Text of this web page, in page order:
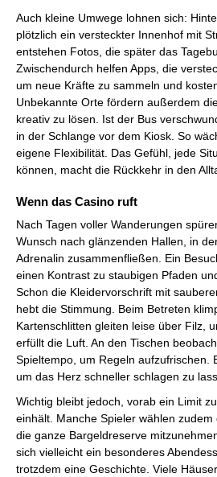
Auch kleine Umwege lohnen sich:
plötzlich ein versteckter Innenhof mit
entstehen Fotos, die später das
Zwischendurch helfen Apps, die
um neue Kräfte zu sammeln und
Unbekannte Orte fördern außerdem
kreativ zu lösen. Ist der Bus
in der Schlange vor dem Kiosk. So
eigene Flexibilität. Das Gefühl, jede
können, macht die Rückkehr in den
Wenn das Casino ruft
Nach Tagen voller Wanderungen
Wunsch nach glänzenden Hallen, in
Adrenalin zusammenfließen. Ein
einen Kontrast zu staubigen Pfaden
Schon die Kleidervorschrift mit
hebt die Stimmung. Beim Betreten
Kartenschlitten gleiten leise über Filz,
erfüllt die Luft. An den Tischen
Spieltempo, um Regeln aufzufrischen.
um das Herz schneller schlagen zu
Wichtig bleibt jedoch, vorab ein Limit
einhält. Manche Spieler wählen
die ganze Bargeldreserve
sich vielleicht ein besonderes
trotzdem eine Geschichte. Viele